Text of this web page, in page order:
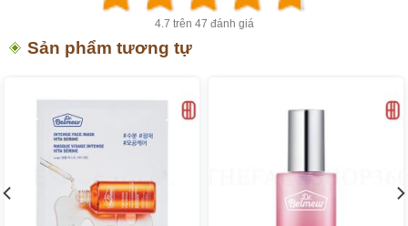
4.7 trên 47 đánh giá
Sản phẩm tương tự